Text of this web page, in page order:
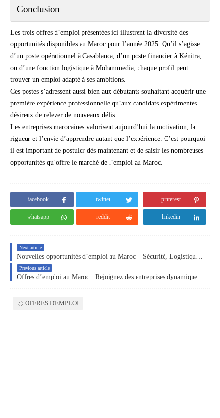
Conclusion
Les trois offres d’emploi présentées ici illustrent la diversité des
opportunités disponibles au Maroc pour l’année 2025. Qu’il s’agisse
d’un poste opérationnel à Casablanca , d’un poste financier à Kénitra
ou d’une fonction logistique à Mohammedia , chaque profil peut
trouver un emploi adapté à ses ambitions.
Ces postes s’adressent aussi bien aux débutants souhaitant acquérir une
première expérience professionnelle qu’aux candidats expérimentés
désireux de relever de nouveaux défis.
Les entreprises marocaines valorisent aujourd’hui la motivation, la
rigueur et l’envie d’apprendre autant que l’expérience. C’est pourquoi
il est important de postuler dès maintenant et de saisir les nombreuses
opportunités qu’offre le marché de l’emploi au Maroc.
facebook twitter pinterest
whatsapp reddit linkedin
Next article
Previous article
OFFRES D'EMPLOI